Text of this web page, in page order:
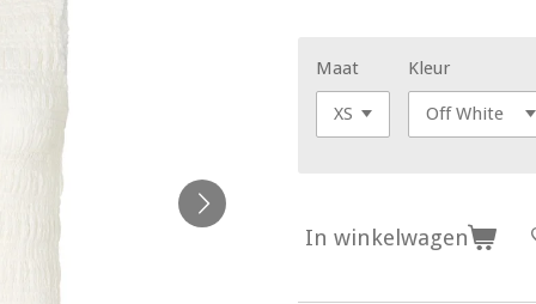
Maat Kleur
In winkelwagen